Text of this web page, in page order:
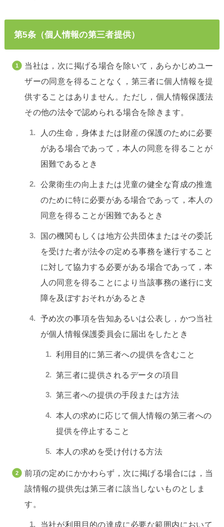
第5条（個人情報の第三者提供）
当社は，次に掲げる場合を除いて，あらかじめユー
ザーの同意を得ることなく，第三者に個人情報を提
供することはありません。ただし，個人情報保護法
その他の法令で認められる場合を除きます。
人の生命，身体または財産の保護のために必要
がある場合であって，本人の同意を得ることが
困難であるとき
公衆衛生の向上または児童の健全な育成の推進
のために特に必要がある場合であって，本人の
同意を得ることが困難であるとき
国の機関もしくは地方公共団体またはその委託
を受けた者が法令の定める事務を遂行すること
に対して協力する必要がある場合であって，本
人の同意を得ることにより当該事務の遂行に支
障を及ぼすおそれがあるとき
予め次の事項を告知あるいは公表し，かつ当社
が個人情報保護委員会に届出をしたとき
利用目的に第三者への提供を含むこと
第三者に提供されるデータの項目
第三者への提供の手段または方法
本人の求めに応じて個人情報の第三者への
提供を停止すること
本人の求めを受け付ける方法
前項の定めにかかわらず，次に掲げる場合には，当
該情報の提供先は第三者に該当しないものとしま
す。
当社が利用目的の達成に必要な範囲内において